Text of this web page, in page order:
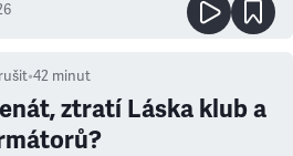
•42 minut
ztratí Láska klub a